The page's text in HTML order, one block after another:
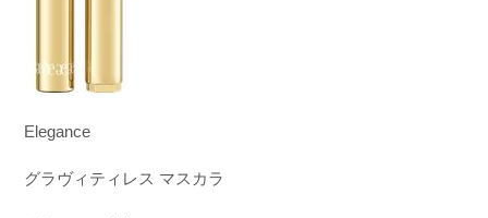
Elegance
グラヴィティレス マスカラ